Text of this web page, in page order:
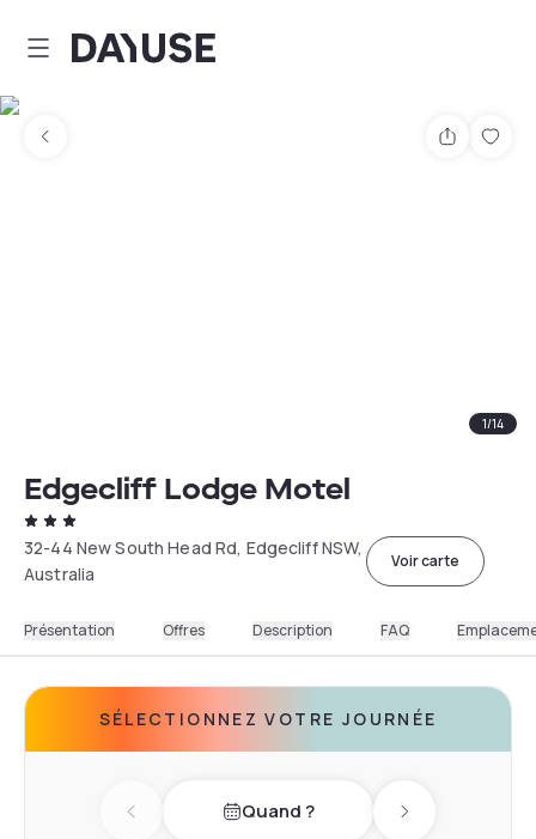
Dayuse
Partager
1/14
Edgecliff Lodge Motel
32-44 New South Head Rd, Edgecliff NSW,
Australia
Voir carte
Présentation Offres Description FAQ
SÉLECTIONNEZ VOTRE JOURNÉE
Previous dayQuand ? Next day